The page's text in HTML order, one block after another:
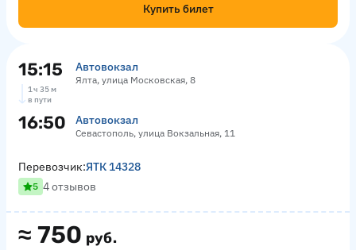
Купить билет
15:15 Автовокзал
Ялта, улица Московская, 8
1 ч 35 м
в пути
16:50 Автовокзал
Севастополь, улица Вокзальная, 11
≈ 750 руб.
Перевозчик:ЯТК 14328
5 4 отзывов